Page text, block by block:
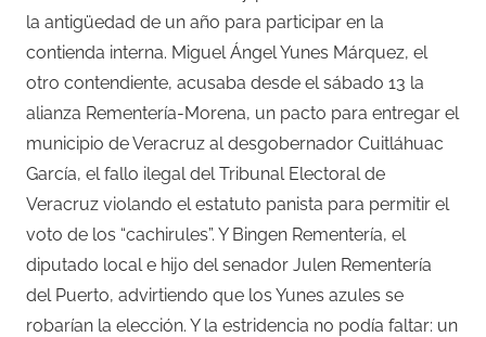
la antigüedad de un año para participar en la
contienda interna. Miguel Ángel Yunes Márquez, el
otro contendiente, acusaba desde el sábado 13 la
alianza Rementería-Morena, un pacto para entregar el
municipio de Veracruz al desgobernador Cuitláhuac
García, el fallo ilegal del Tribunal Electoral de
Veracruz violando el estatuto panista para permitir el
voto de los “cachirules”. Y Bingen Rementería, el
diputado local e hijo del senador Julen Rementería
del Puerto, advirtiendo que los Yunes azules se
robarían la elección. Y la estridencia no podía faltar: un